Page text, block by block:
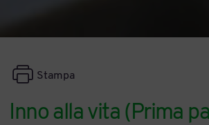
Inno alla vita (Prima
Stampa